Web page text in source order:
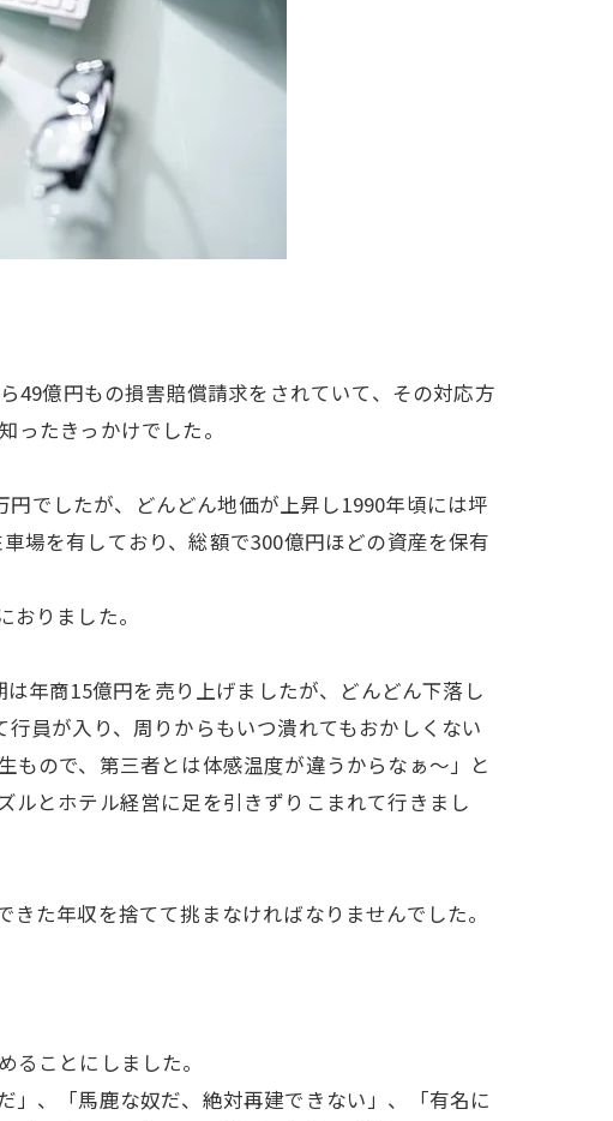
49億円もの損害賠償請求をされていて、その対応方
たきっかけでした。
でしたが、どんどん地価が上昇し1990年頃には坪
場を有しており、総額で300億円ほどの資産を保有
りました。
年商15億円を売り上げましたが、どんどん下落し
員が入り、周りからもいつ潰れてもおかしくない
ので、第三者とは体感温度が違うからなぁ～」と
とホテル経営に足を引きずりこまれて行きまし
た年収を捨てて挑まなければなりませんでした。
ことにしました。
、「馬鹿な奴だ、絶対再建できない」、「有名に